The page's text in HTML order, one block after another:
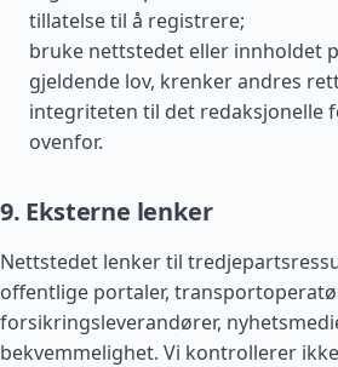
tillatelse til å registrere;
bruke nettstedet eller innholdet
gjeldende lov, krenker andres
integriteten til det redaksjonelle
ovenfor.
9. Eksterne lenker
Nettstedet lenker til
offentlige portaler,
forsikringsleverandører,
bekvemmelighet. Vi kontrollerer